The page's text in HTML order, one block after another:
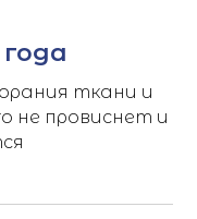
ткани и
не провиснет и